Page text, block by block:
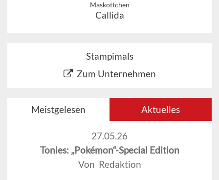
Maskottchen
Callida
Stampimals
Zum Unternehmen
Meistgelesen Aktuelles
27.05.26
Tonies: „Pokémon“-Special Edition
Von Redaktion